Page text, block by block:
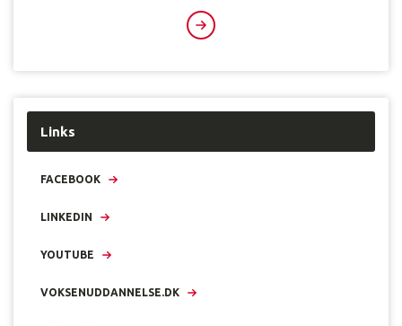
Links
FACEBOOK
LINKEDIN
YOUTUBE
VOKSENUDDANNELSE.DK